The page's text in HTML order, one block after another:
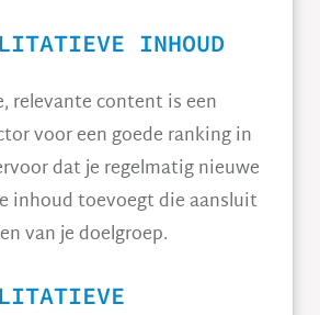
INHOUD
relevante content is een
voor een goede ranking in
dat je regelmatig nieuwe
inhoud toevoegt die aansluit
van je doelgroep.